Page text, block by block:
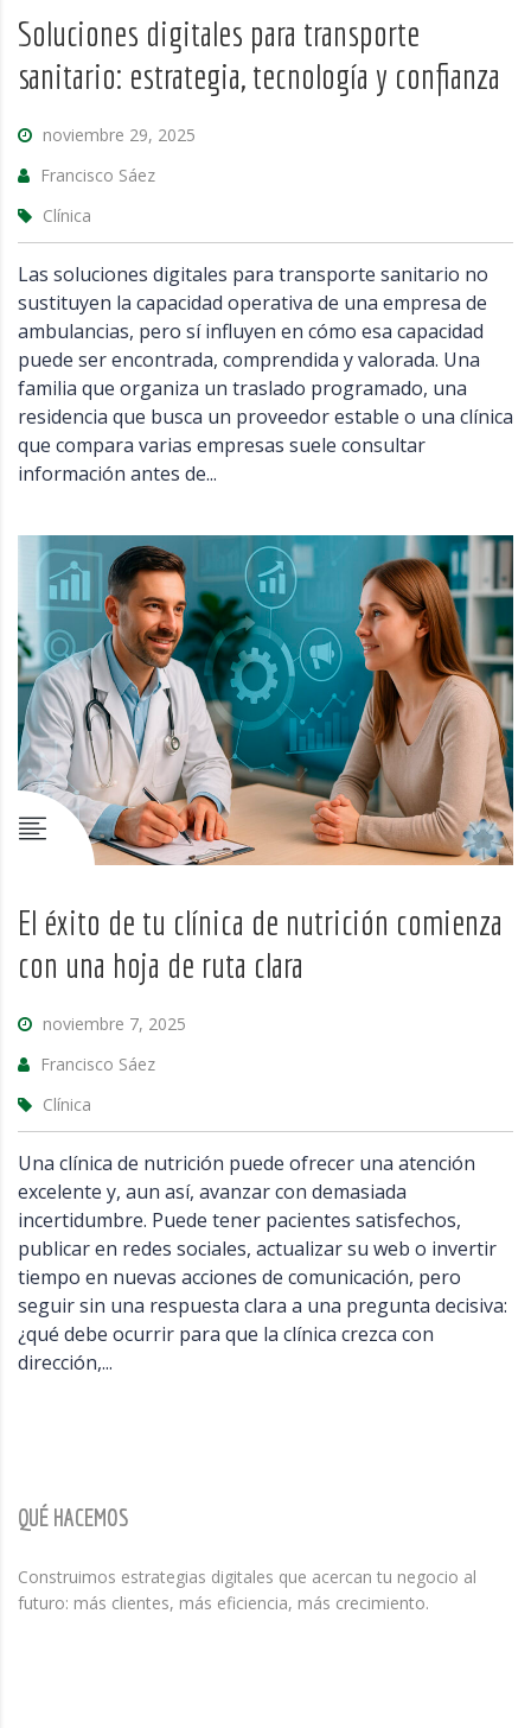
Soluciones digitales para transporte
sanitario: estrategia, tecnología y confianza
noviembre 29, 2025
Francisco Sáez
Clínica
Las soluciones digitales para transporte sanitario no
sustituyen la capacidad operativa de una empresa de
ambulancias, pero sí influyen en cómo esa capacidad
puede ser encontrada, comprendida y valorada. Una
familia que organiza un traslado programado, una
residencia que busca un proveedor estable o una clínica
que compara varias empresas suele consultar
información antes de...
El éxito de tu clínica de nutrición comienza
con una hoja de ruta clara
noviembre 7, 2025
Francisco Sáez
Clínica
Una clínica de nutrición puede ofrecer una atención
excelente y, aun así, avanzar con demasiada
incertidumbre. Puede tener pacientes satisfechos,
publicar en redes sociales, actualizar su web o invertir
tiempo en nuevas acciones de comunicación, pero
seguir sin una respuesta clara a una pregunta decisiva:
¿qué debe ocurrir para que la clínica crezca con
dirección,...
QUÉ HACEMOS
Construimos estrategias digitales que acercan tu negocio al
futuro: más clientes, más eficiencia, más crecimiento.